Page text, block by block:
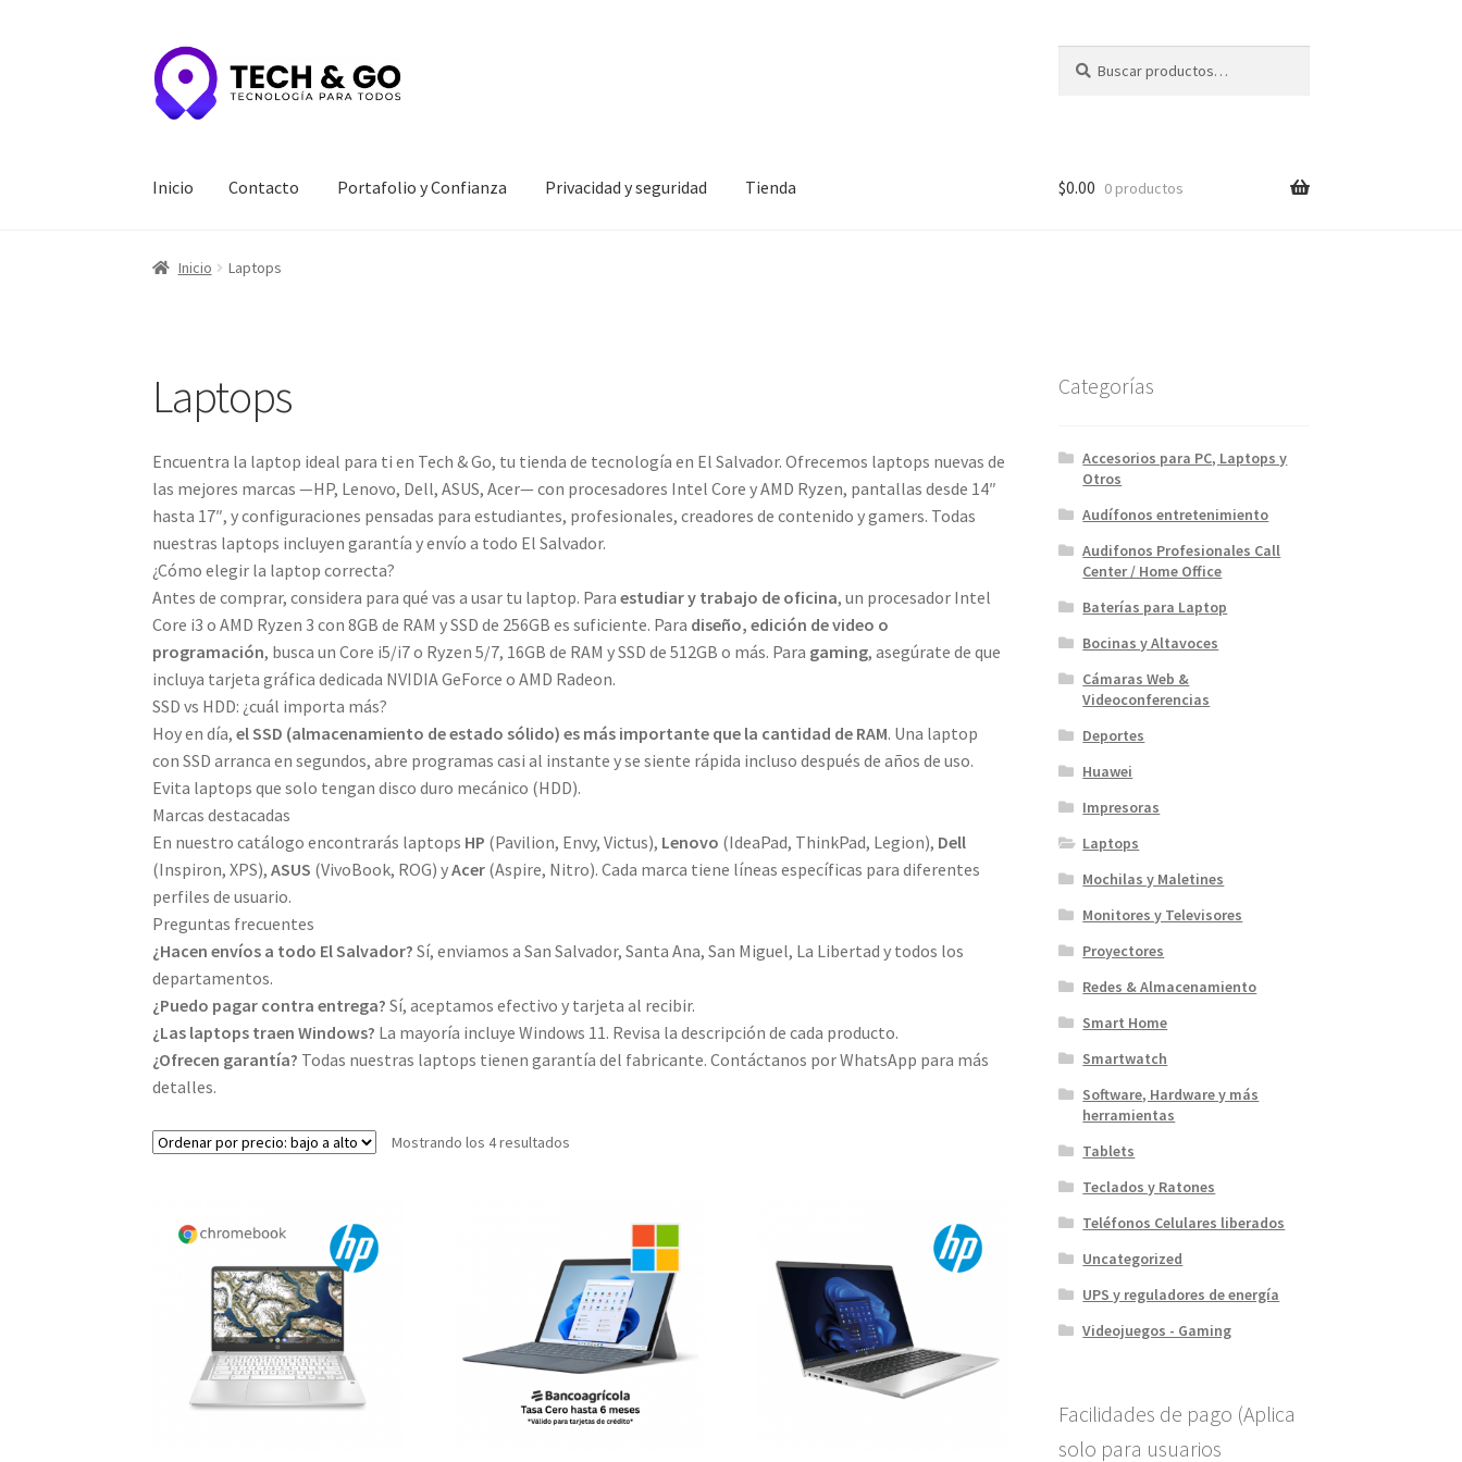
Ir
a
la
Ir
al
contenido
por:
Inicio Contacto Portafolio y Confianza Privacidad y seguridad Tienda
Inicio Contacto
$0.00 0 productos
Inicio Laptops
Laptops
Encuentra la laptop ideal para ti en Tech & Go, tu tienda de tecnología en El Salvador. Ofrecemos laptops nuevas de
las mejores marcas —HP, Lenovo, Dell, ASUS, Acer— con procesadores Intel Core y AMD Ryzen, pantallas desde 14″
hasta 17″, y configuraciones pensadas para estudiantes, profesionales, creadores de contenido y gamers. Todas
nuestras laptops incluyen garantía y envío a todo El Salvador.
¿Cómo elegir la laptop correcta?
Antes de comprar, considera para qué vas a usar tu laptop. Paraestudiar y trabajo de oficina, un procesador Intel
Core i3 o AMD Ryzen 3 con 8GB de RAM y SSD de 256GB es suficiente. Para diseño, edición de video o
programación, busca un Core i5/i7 o Ryzen 5/7, 16GB de RAM y SSD de 512GB o más. Para gaming, asegúrate de que
incluya tarjeta gráfica dedicada NVIDIA GeForce o AMD Radeon.
SSD vs HDD: ¿cuál importa más?
Hoy en día,el SSD (almacenamiento de estado sólido) es más importante que la cantidad de RAM. Una laptop
con SSD arranca en segundos, abre programas casi al instante y se siente rápida incluso después de años de uso.
Evita laptops que solo tengan disco duro mecánico (HDD).
Marcas destacadas
En nuestro catálogo encontrarás laptops HP (Pavilion, Envy, Victus), Lenovo (IdeaPad, ThinkPad, Legion), Dell
(Inspiron, XPS),ASUS (VivoBook, ROG) yAcer (Aspire, Nitro). Cada marca tiene líneas específicas para diferentes
perfiles de usuario.
Preguntas frecuentes
¿Hacen envíos a todo El Salvador? Sí, enviamos a San Salvador, Santa Ana, San Miguel, La Libertad y todos los
departamentos.
¿Puedo pagar contra entrega? Sí, aceptamos efectivo y tarjeta al recibir.
¿Las laptops traen Windows? La mayoría incluye Windows 11. Revisa la descripción de cada producto.
¿Ofrecen garantía? Todas nuestras laptops tienen garantía del fabricante. Contáctanos por WhatsApp para más
detalles.
Mostrando los 4 resultados
alto
Categorías
Accesorios para PC, Laptops y
Otros
Audífonos entretenimiento
Audifonos Profesionales Call
Center / Home Office
Baterías para Laptop
Bocinas y Altavoces
Cámaras Web &
Videoconferencias
Deportes
Huawei
Impresoras
Laptops
Mochilas y Maletines
Monitores y Televisores
Proyectores
Redes & Almacenamiento
Smart Home
Smartwatch
Software, Hardware y más
herramientas
Tablets
Teclados y Ratones
Teléfonos Celulares liberados
Uncategorized
UPS y reguladores de energía
Videojuegos - Gaming
Facilidades de pago (Aplica
solo para usuarios